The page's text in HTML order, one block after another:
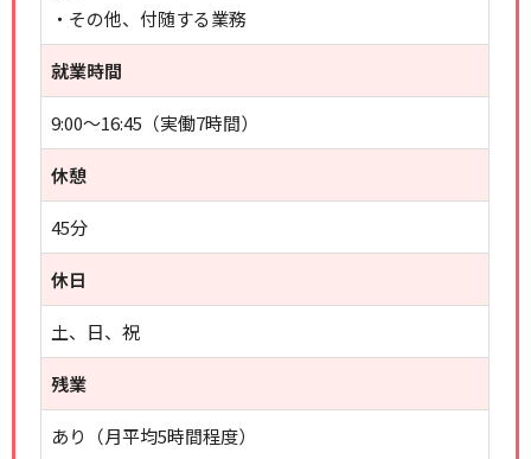
・その他、付随する業務
就業時間
9:00～16:45（実働7時間）
休憩
45分
休日
土、日、祝
残業
あり（月平均5時間程度）